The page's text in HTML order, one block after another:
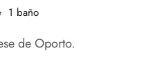
1 baño
de Oporto.